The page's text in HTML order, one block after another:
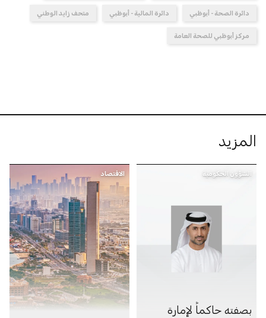
دائرة الصحة - أبوظبي دائرة المالية - أبوظبي متحف زايد الوطني
مركز أبوظبي للصحة العامة
المزيد
الشؤون الحكومية
بصفته حاكماً لإمارة
الاقتصاد